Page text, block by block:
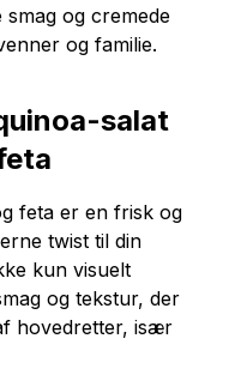
og cremede
og familie.
salat
feta er en frisk og
twist til din
kun visuelt
og tekstur, der
hovedretter, især